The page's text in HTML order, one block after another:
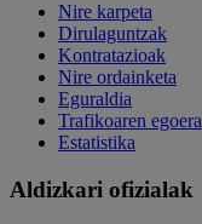
Nire karpeta
Dirulaguntzak
Kontratazioak
Nire ordainketa
Eguraldia
Trafikoaren egoera
Estatistika
Aldizkari ofizialak